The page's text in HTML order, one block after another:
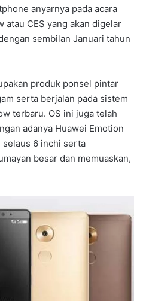
anyarnya pada acara
atau CES yang akan digelar
sembilan Januari tahun
produk ponsel pintar
serta berjalan pada sistem
terbaru. OS ini juga telah
adanya Huawei Emotion
selaus 6 inchi serta
besar dan memuaskan,